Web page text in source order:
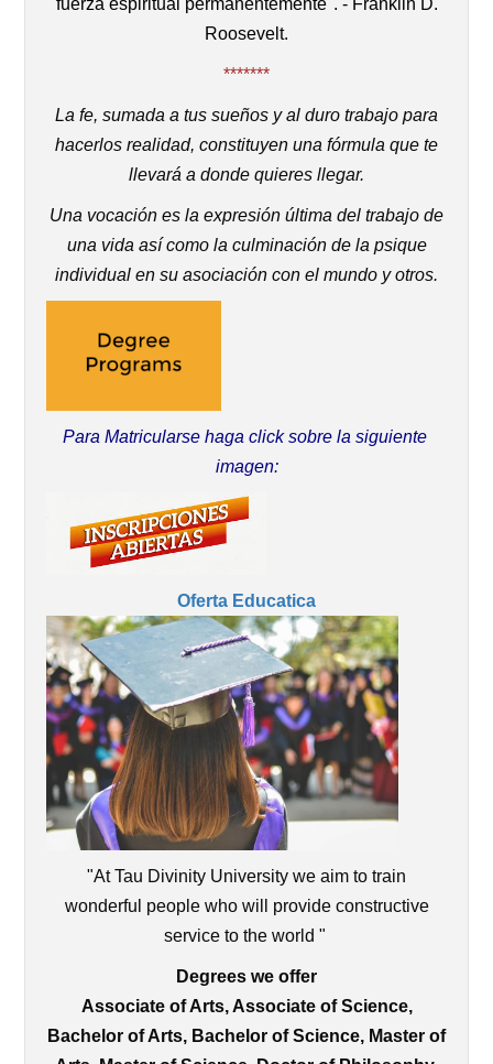
fuerza espiritual permanentemente". - Franklin D.
Roosevelt.
*******
La fe, sumada a tus sueños y al duro trabajo para
hacerlos realidad, constituyen una fórmula que te
llevará a donde quieres llegar.
Una vocación es la expresión última del trabajo de
una vida así como la culminación de la psique
individual en su asociación con el mundo y otros.
Para Matricularse haga click sobre la siguiente
imagen:
Oferta Educatica
"At Tau Divinity University we aim to train
wonderful people who will provide constructive
service to the world "
Degrees we offer
Associate of Arts, Associate of Science,
Bachelor of Arts, Bachelor of Science, Master of